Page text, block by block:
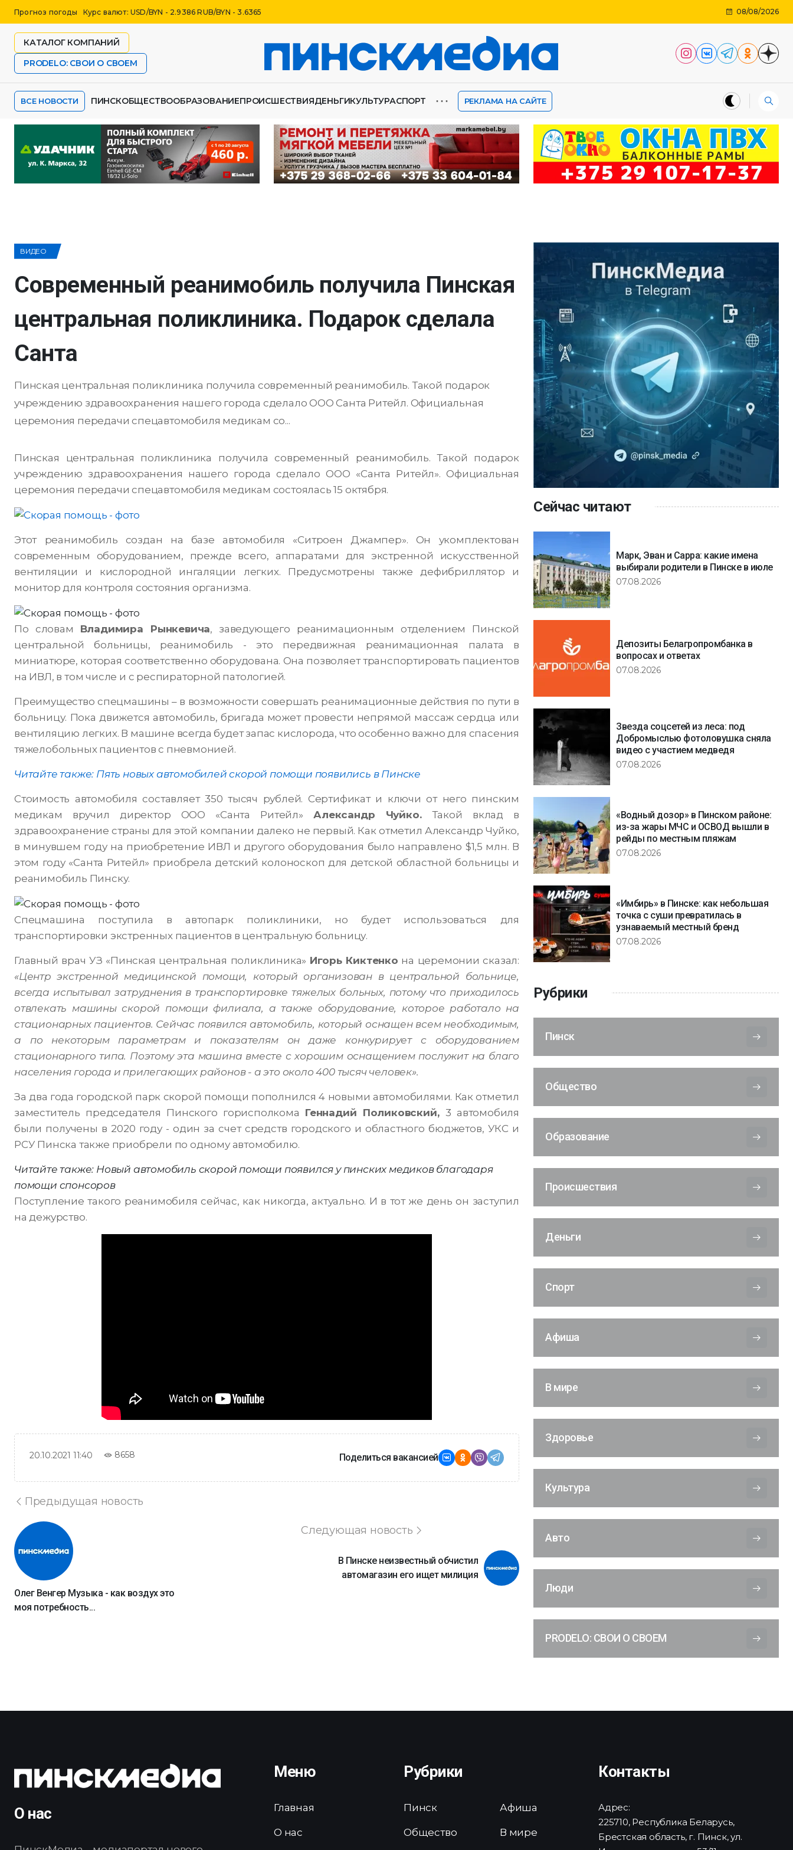
Прогноз погоды Курс валют: USD/BYN - 2.9386 RUB/BYN - 3.6365 08/08/2026
КАТАЛОГ КОМПАНИЙ
PRODELO: СВОИ О СВОЕМ
ВСЕ НОВОСТИ ПИНСКОБЩЕСТВООБРАЗОВАНИЕПРОИСШЕСТВИЯДЕНЬГИКУЛЬТУРАСПОРТ ⋯ РЕКЛАМА НА САЙТЕ
ВИДЕО
Cовременный реанимобиль получила Пинская
центральная поликлиника. Подарок сделала
Санта
Пинская центральная поликлиника получила современный реанимобиль. Такой подарок
учреждению здравоохранения нашего города сделало ООО Санта Ритейл. Официальная
церемония передачи спецавтомобиля медикам со...
Пинская центральная поликлиника получила современный реанимобиль. Такой подарок
учреждению здравоохранения нашего города сделало ООО «Санта Ритейл». Официальная
церемония передачи спецавтомобиля медикам состоялась 15 октября.
Этот реанимобиль создан на базе автомобиля «Ситроен Джампер». Он укомплектован
современным оборудованием, прежде всего, аппаратами для экстренной искусственной
вентиляции и кислородной ингаляции легких. Предусмотрены также дефибриллятор и
монитор для контроля состояния организма.
По словам Владимира Рынкевича, заведующего реанимационным отделением Пинской
центральной больницы, реанимобиль - это передвижная реанимационная палата в
миниатюре, которая соответственно оборудована. Она позволяет транспортировать пациентов
на ИВЛ, в том числе и с респираторной патологией.
Преимущество спецмашины – в возможности совершать реанимационные действия по пути в
больницу. Пока движется автомобиль, бригада может провести непрямой массаж сердца или
вентиляцию легких. В машине всегда будет запас кислорода, что особенно важно для спасения
тяжелобольных пациентов с пневмонией.
Читайте также: Пять новых автомобилей скорой помощи появились в Пинске
Стоимость автомобиля составляет 350 тысяч рублей. Сертификат и ключи от него пинским
медикам вручил директор ООО «Санта Ритейл»Александр Чуйко.Такой вклад в
здравоохранение страны для этой компании далеко не первый. Как отметил Александр Чуйко,
в минувшем году на приобретение ИВЛ и другого оборудования было направлено $1,5 млн. В
этом году «Санта Ритейл» приобрела детский колоноскоп для детской областной больницы и
реанимобиль Пинску.
Спецмашина поступила в автопарк поликлиники, но будет использоваться для
транспортировки экстренных пациентов в центральную больницу.
Главный врач УЗ «Пинская центральная поликлиника» Игорь Киктенко на церемонии сказал:
«Центр экстренной медицинской помощи, который организован в центральной больнице,
всегда испытывал затруднения в транспортировке тяжелых больных, потому что приходилось
отвлекать машины скорой помощи филиала, а также оборудование, которое работало на
стационарных пациентов. Сейчас появился автомобиль, который оснащен всем необходимым,
а по некоторым параметрам и показателям он даже конкурирует с оборудованием
стационарного типа. Поэтому эта машина вместе с хорошим оснащением послужит на благо
населения города и прилегающих районов - а это около 400 тысяч человек».
За два года городской парк скорой помощи пополнился 4 новыми автомобилями. Как отметил
заместитель председателя Пинского горисполкома Геннадий Поликовский, 3 автомобиля
были получены в 2020 году - один за счет средств городского и областного бюджетов, УКС и
РСУ Пинска также приобрели по одному автомобилю.
Читайте также: Новый автомобиль скорой помощи появился у пинских медиков благодаря
помощи спонсоров
Поступление такого реанимобиля сейчас, как никогда, актуально. И в тот же день он заступил
на дежурство.
20.10.2021 11:40 8658 Поделиться вакансией
Предыдущая новость
Олег Венгер Музыка - как воздух это
моя потребность...
Следующая новость
В Пинске неизвестный обчистил
автомагазин его ищет милиция
Сейчас читают
Марк, Эван и Сарра: какие имена
выбирали родители в Пинске в июле
07.08.2026
Депозиты Белагропромбанка в
вопросах и ответах
07.08.2026
Звезда соцсетей из леса: под
Добромыслью фотоловушка сняла
видео с участием медведя
07.08.2026
«Водный дозор» в Пинском районе:
из-за жары МЧС и ОСВОД вышли в
рейды по местным пляжам
07.08.2026
«Имбирь» в Пинске: как небольшая
точка с суши превратилась в
узнаваемый местный бренд
07.08.2026
Рубрики
Пинск
Общество
Образование
Происшествия
Деньги
Спорт
Афиша
В мире
Здоровье
Культура
Авто
Люди
PRODELO: СВОИ О СВОЕМ
О нас
Меню
Главная
О нас
Рубрики
Пинск
Общество
Афиша
В мире
Контакты
Адрес:
225710, Республика Беларусь,
Брестская область, г. Пинск, ул.